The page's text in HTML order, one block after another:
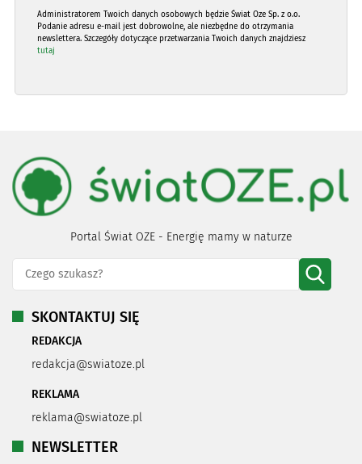
Administratorem Twoich danych osobowych będzie Świat Oze Sp. z o.o.
Podanie adresu e-mail jest dobrowolne, ale niezbędne do otrzymania
newslettera. Szczegóły dotyczące przetwarzania Twoich danych znajdziesz
tutaj
Portal Świat OZE - Energię mamy w naturze
SKONTAKTUJ SIĘ
REDAKCJA
redakcja@swiatoze.pl
REKLAMA
reklama@swiatoze.pl
NEWSLETTER